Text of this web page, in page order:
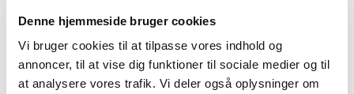
Denne hjemmeside bruger cookies
Vi bruger cookies til at tilpasse vores indhold og
annoncer, til at vise dig funktioner til sociale medier og til
at analysere vores trafik. Vi deler også oplysninger om
Kl. 11.30–19.00
Juni
Åbent alle dage kl. 11.30–19.00
Bemærk: Lukket den 15. og 16. juni